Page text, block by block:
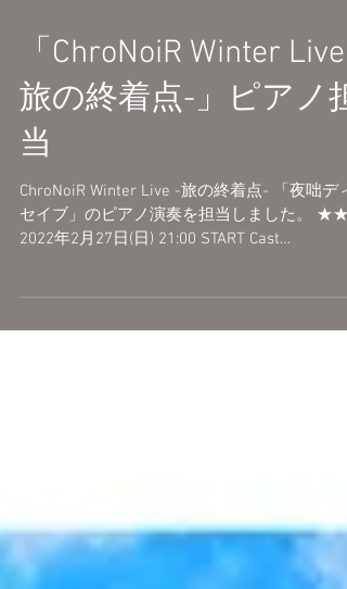
「ChroNoiR Winter Live -
旅の終着点-」ピアノ担
当
ChroNoiR Winter Live -旅の終着点- 「夜咄ディ
セイブ」のピアノ演奏を担当しました。
2022年2月27日(日) 21:00 START Cast